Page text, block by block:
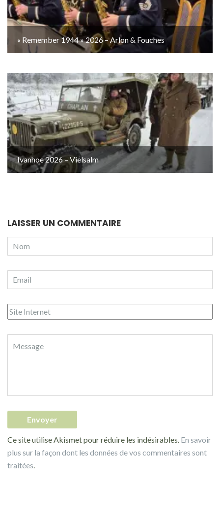
« Remember 1944 » 2026 – Arlon & Fouches
Ivanhoe 2026 – Vielsalm
LAISSER UN COMMENTAIRE
Ce site utilise Akismet pour réduire les indésirables. En savoir
plus sur la façon dont les données de vos commentaires sont
traitées